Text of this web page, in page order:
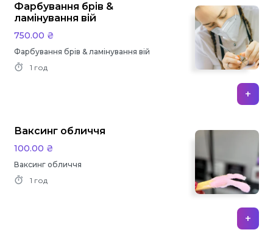
Фарбування брів &
ламінування вій
750.00 ₴
Фарбування брів & ламінування вій
1 год
+
Ваксинг обличчя
100.00 ₴
Ваксинг обличчя
1 год
+